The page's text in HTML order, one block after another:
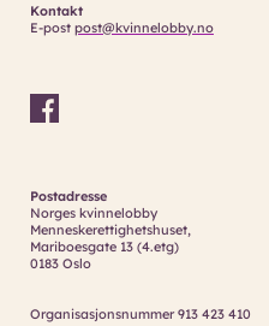
Kontakt
E-post post@kvinnelobby.no
Postadresse
Norges kvinnelobby
Menneskerettighetshuset,
Mariboesgate 13 (4.etg)
0183 Oslo
Organisasjonsnummer 913 423 410